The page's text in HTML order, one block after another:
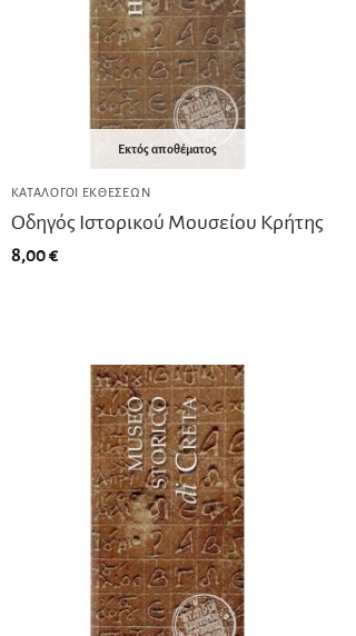
Εκτός αποθέματος
ΚΑΤΆΛΟΓΟΙ ΕΚΘΈΣΕΩΝ
Οδηγός Ιστορικού Μουσείου Κρήτης
8,00€